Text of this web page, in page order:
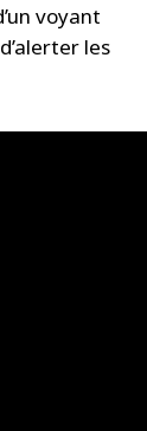
voyant
les